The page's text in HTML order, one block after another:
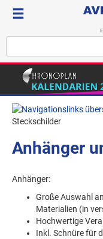
Steckschilder
Anhänger
Anhänger:
Große Auswahl
Materialien (in
Hochwertige
Inkl. Schnüre für